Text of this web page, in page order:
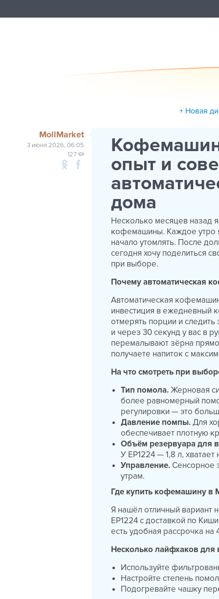
+ Новая
MollMarket
3 июня 2026, 06:05
127
опыт и
дома
Несколько месяцев назад
кофемашины. Каждое утро
начало утомлять. После
сегодня хочу поделиться
при выборе.
Почему автоматическая
Автоматическая
инвестиция в ежедневный
отмерять порции и
и через 30 секунд у вас в
перемалывают зёрна
получаете напиток с
На что смотреть при
Тип помола.Жерновая
более равномерный
регулировки — это
Давление помпы.Для
обеспечивает плотную
Объём резервуара для
У EP1224 — 1,8 л,
Управление. Сенсорное
утрам.
Где купить кофемашину в
Я нашёл отличный вариант
EP1224 с доставкой по
есть удобная рассрочка на
Несколько лайфхаков
Используйте
Настройте степень
Подогревайте чашку